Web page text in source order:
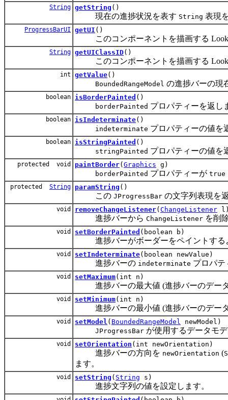
String getString ()
現在の進捗状況を表す String 表現
ProgressBarUI getUI ()
このコンポーネントを描画する Look
String getUIClassID()
このコンポーネントを描画する Look
int getValue()
BoundedRangeModel の進捗バーの現
boolean isBorderPainted ()
borderPainted プロパティーを返し
boolean isIndeterminate()
indeterminate プロパティーの値を
boolean isStringPainted ()
stringPainted プロパティーの値を
protected void paintBorder( Graphics g)
borderPainted プロパティーが true
protected String paramString ()
この JProgressBar の文字列表現を
void removeChangeListener( ChangeListener
進捗バーから ChangeListener を削
void setBorderPainted (boolean b)
進捗バーがボーダーをペイントする
void setIndeterminate(boolean newValue)
進捗バーの indeterminate プロパテ
void setMaximum(int n)
進捗バーの最大値 (進捗バーのデー
void setMinimum(int n)
進捗バーの最小値 (進捗バーのデー
void setModel ( BoundedRangeModel
newModel)
JProgressBar が使用するデータモ
void setOrientation (int newOrientation)
進捗バーの方向を newOrientation (
ます。
void setString ( String s)
進捗文字列の値を設定します。